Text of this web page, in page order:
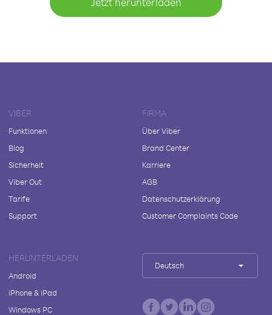
VIBER
Funktionen
Blog
Sicherheit
Viber Out
Tarife
Support
FIRMA
Über Viber
Brand Center
Karriere
AGB
Datenschutzerklärung
Customer Complaints Code
HERUNTERLADEN
Android
iPhone & iPad
Windows PC
Deutsch